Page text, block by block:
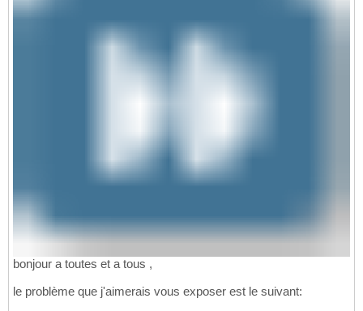
bonjour a toutes et a tous ,
le problème que j'aimerais vous exposer est le suivant: